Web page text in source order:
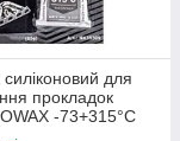
для
прокладок
-73+315°С